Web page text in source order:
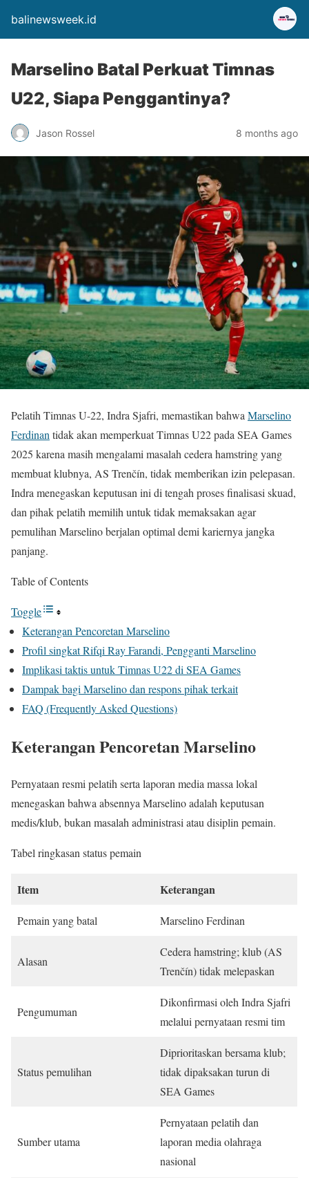
balinewsweek.id
Marselino Batal Perkuat Timnas
U22, Siapa Penggantinya?
Jason Rossel 8 months ago
Pelatih Timnas U-22, Indra Sjafri, memastikan bahwa Marselino
Ferdinan tidak akan memperkuat Timnas U22 pada SEA Games
2025 karena masih mengalami masalah cedera hamstring yang
membuat klubnya, AS Trenčín, tidak memberikan izin pelepasan.
Indra menegaskan keputusan ini di tengah proses finalisasi skuad,
dan pihak pelatih memilih untuk tidak memaksakan agar
pemulihan Marselino berjalan optimal demi kariernya jangka
panjang.
Table of Contents
Toggle
Keterangan Pencoretan Marselino
Profil singkat Rifqi Ray Farandi, Pengganti Marselino
Implikasi taktis untuk Timnas U22 di SEA Games
Dampak bagi Marselino dan respons pihak terkait
FAQ (Frequently Asked Questions)
Keterangan Pencoretan Marselino
Pernyataan resmi pelatih serta laporan media massa lokal
menegaskan bahwa absennya Marselino adalah keputusan
medis/klub, bukan masalah administrasi atau disiplin pemain.
Tabel ringkasan status pemain
Item Keterangan
Pemain yang batal Marselino Ferdinan
Alasan
Cedera hamstring; klub (AS
Trenčín) tidak melepaskan
Pengumuman
Dikonfirmasi oleh Indra Sjafri
melalui pernyataan resmi tim
Status pemulihan
Diprioritaskan bersama klub;
tidak dipaksakan turun di
SEA Games
Sumber utama
Pernyataan pelatih dan
laporan media olahraga
nasional